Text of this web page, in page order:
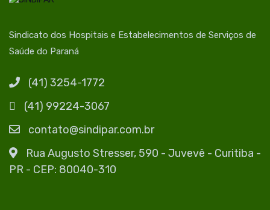
Sindicato dos Hospitais e Estabelecimentos de Serviços de
Saúde do Paraná
(41) 3254-1772
(41) 99224-3067
contato@sindipar.com.br
Rua Augusto Stresser, 590 - Juvevê - Curitiba -
PR - CEP: 80040-310